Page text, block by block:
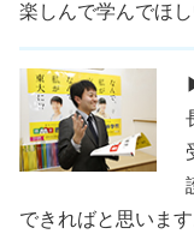
楽しんで学んでほ
できればと思います